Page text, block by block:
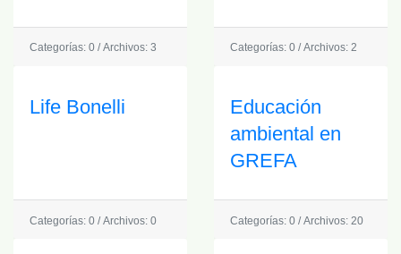
Categorías: 0/Archivos: 3 Categorías: 0/Archivos: 2
Life Bonelli
Categorías: 0/Archivos: 0
Educación
ambiental en
GREFA
Categorías: 0/Archivos: 20